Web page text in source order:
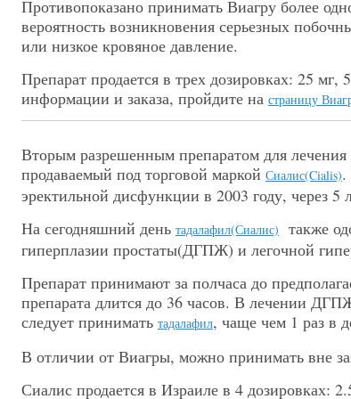
Противопоказано принимать Виагру более
вероятность возникновения серьезных
или низкое кровяное давление.
Препарат продается в трех дозировках: 25
информации и заказа, пройдите на страницу
Вторым разрешенным препаратом для
продаваемый под торговой маркой Сиалис(Cialis).
эректильной дисфункции в 2003 году, через 5
На сегодняшний день тадалафил(Сиалис)
также
гиперплазии простаты(ДГПЖ) и легочной
Препарат принимают за полчаса до
препарата длится до 36 часов. В лечении
следует принимать тадалафил, чаще чем 1 раз в
В отличии от Виагры, можно принимать вне
Сиалис продается в Израиле в 4 дозировках: